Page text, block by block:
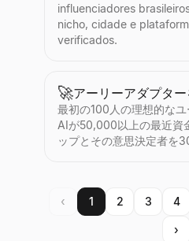
influenciadores
nicho, cidade e
verificados.
🚀アーリーアダプタ
最初の100人の理想的な
AIが50,000以上の最近資
ップとその意思決定者を
‹ 1 2 3 4
›